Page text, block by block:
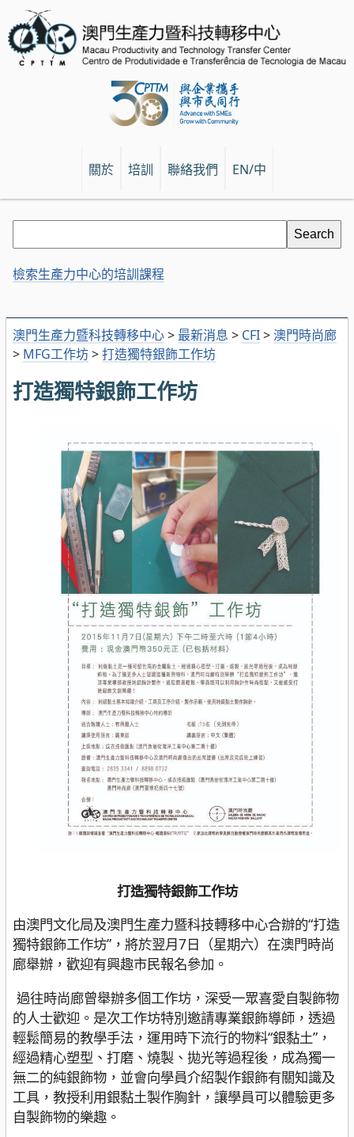
關於 培訓 聯絡我們 EN/中
澳門生產力暨科技轉移中心> 最新消息 > CFI> 澳門時尚廊
> MFG工作坊>打造獨特銀飾工作坊
打造獨特銀飾工作坊
打造獨特銀飾工作坊
由澳門文化局及澳門生產力暨科技轉移中心合辦的“打造
獨特銀飾工作坊”，將於翌月7日（星期六）在澳門時尚
廊舉辦，歡迎有興趣市民報名參加。
過往時尚廊曾舉辦多個工作坊，深受一眾喜愛自製飾物
的人士歡迎。是次工作坊特別邀請專業銀飾導師，透過
輕鬆簡易的教學手法，運用時下流行的物料“銀黏土”，
經過精心塑型、打磨、燒製、拋光等過程後，成為獨一
無二的純銀飾物，並會向學員介紹製作銀飾有關知識及
工具，教授利用銀黏土製作胸針，讓學員可以體驗更多
自製飾物的樂趣。
檢索生產力中心的培訓課程